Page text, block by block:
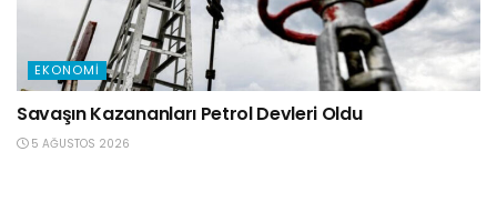
EKONOMI
Savaşın Kazananları Petrol Devleri Oldu
5 AĞUSTOS 2026